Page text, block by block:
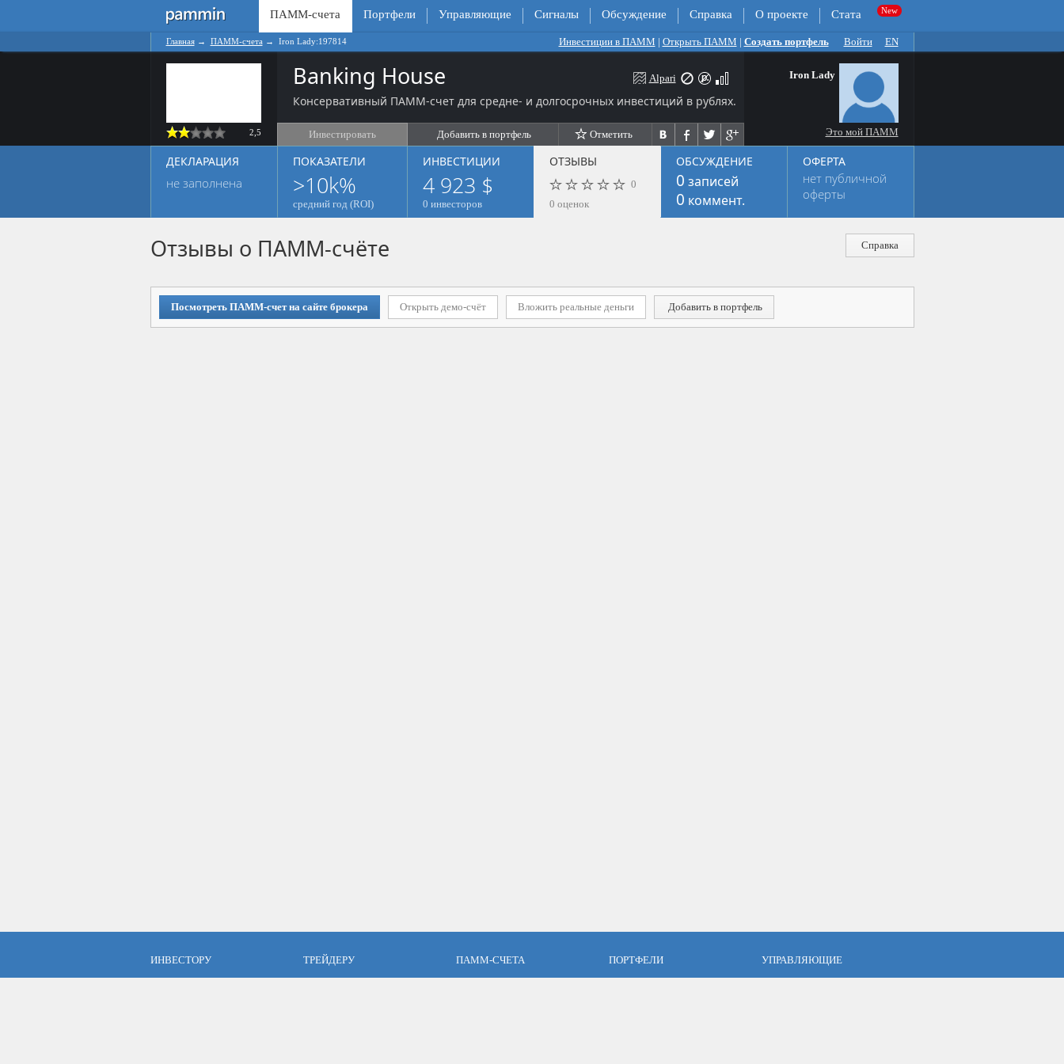
ПАММ-счета Портфели Управляющие Сигналы Обсуждение Справка О проекте Стата
Главная→ ПАММ-счета → Iron Lady:197814 Инвестиции в ПАММ | Открыть ПАММ | Создать портфель Войти EN
2,5
Banking House
Консервативный ПАММ-счет для средне- и долгосрочных инвестиций в рублях.
Alpari
Инвестировать Добавить в портфель Отметить
Iron Lady
Это мой ПАММ
ДЕКЛАРАЦИЯ
не заполнена
ПОКАЗАТЕЛИ
>10k%
средний год (ROI)
ИНВЕСТИЦИИ
4 923 $
0 инвесторов
ОТЗЫВЫ
0
0 оценок
ОБСУЖДЕНИЕ
0 записей
0 коммент.
ОФЕРТА
нет публичной
оферты
Справка
Отзывы о ПАММ-счёте
Посмотреть ПАММ-счет на сайте брокера Открыть демо-счёт Вложить реальные деньги Добавить в портфель
ИНВЕСТОРУ
ТРЕЙДЕРУ
ПАММ-СЧЕТА
ПОРТФЕЛИ
УПРАВЛЯЮЩИЕ